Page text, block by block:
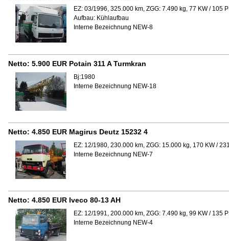
EZ: 03/1996, 325.000 km, ZGG: 7.490 kg, 77 KW / 105
Aufbau: Kühlaufbau
Interne Bezeichnung NEW-8
Netto: 5.900 EUR Potain 311 A Turmkran
Bj:1980
Interne Bezeichnung NEW-18
Netto: 4.850 EUR Magirus Deutz 15232 4
EZ: 12/1980, 230.000 km, ZGG: 15.000 kg, 170 KW /
Interne Bezeichnung NEW-7
Netto: 4.850 EUR Iveco 80-13 AH
EZ: 12/1991, 200.000 km, ZGG: 7.490 kg, 99 KW / 135
Interne Bezeichnung NEW-4